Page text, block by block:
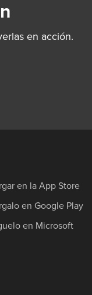
en acción.
en la App Store
en Google Play
en Microsoft